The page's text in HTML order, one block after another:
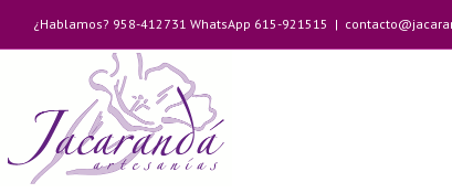
contenido
¿Hablamos? 958-412731 WhatsApp 615-921515 |